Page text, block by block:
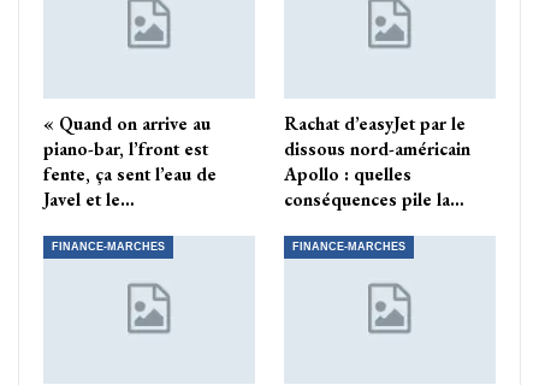
« Quand on arrive au
piano-bar, l’front est
fente, ça sent l’eau de
Javel et le…
Rachat d’easyJet par le
dissous nord-américain
Apollo : quelles
conséquences pile la…
FINANCE-MARCHES FINANCE-MARCHES